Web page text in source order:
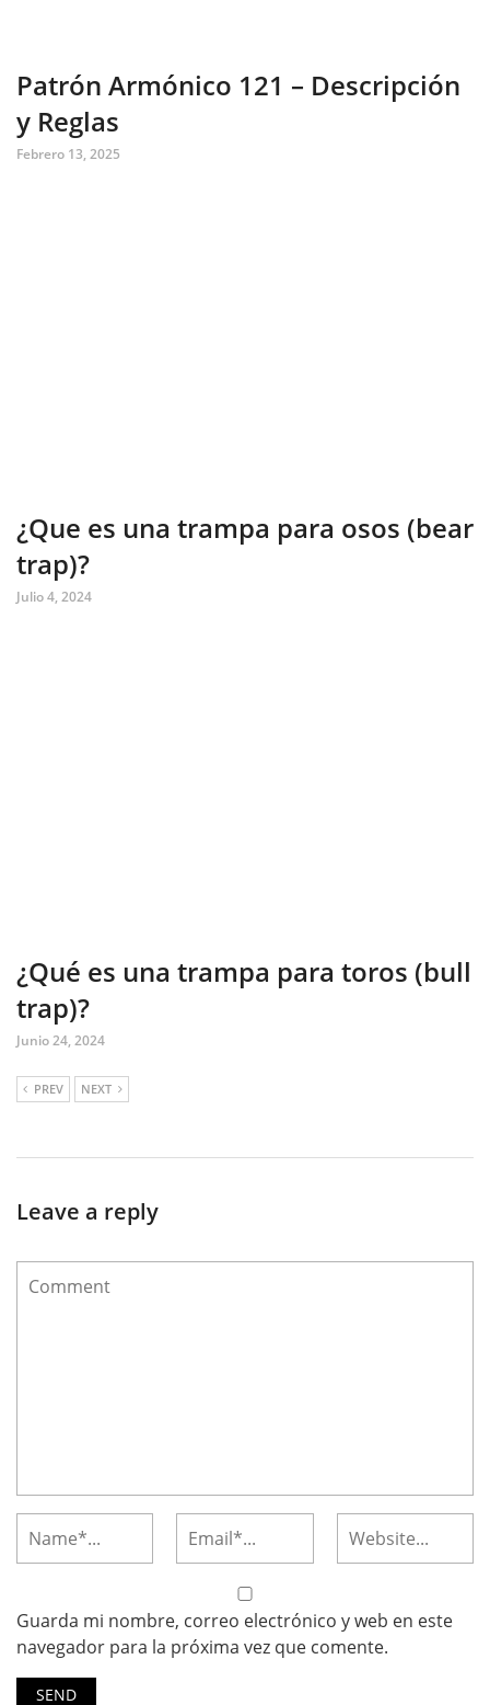
Patrón Armónico 121 – Descripción
y Reglas
Febrero 13, 2025
¿Que es una trampa para osos (bear
trap)?
Julio 4, 2024
¿Qué es una trampa para toros (bull
trap)?
Junio 24, 2024
PREV NEXT
Leave a reply
Guarda mi nombre, correo electrónico y web en este
navegador para la próxima vez que comente.